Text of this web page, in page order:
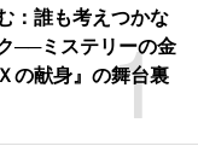
1
：誰も考えつかな
──ミステリーの金
の献身』の舞台裏